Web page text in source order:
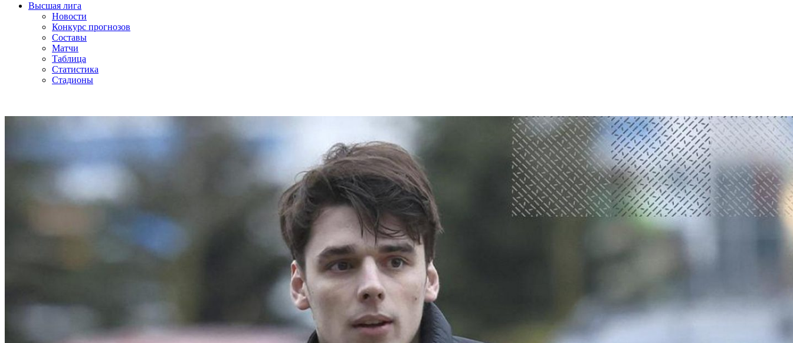
Высшая лига
Новости
Конкурс прогнозов
Составы
Матчи
Таблица
Статистика
Стадионы